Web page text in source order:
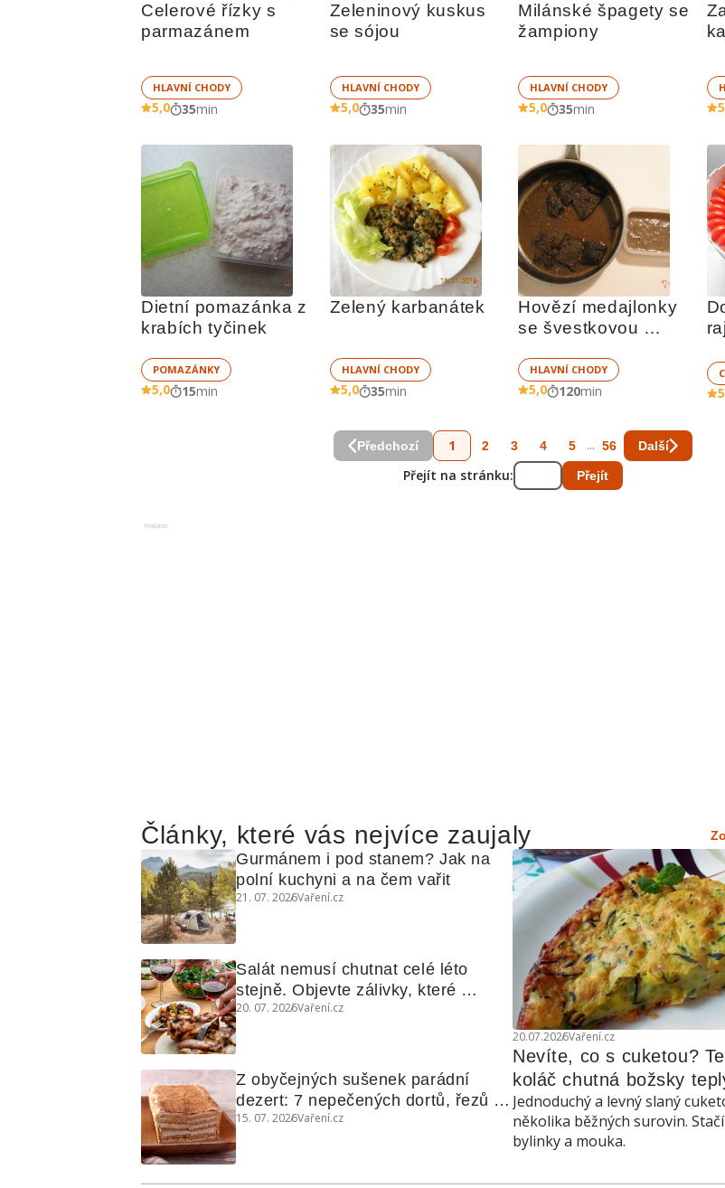
Celerové řízky s
parmazánem
HLAVNÍ CHODY
5,0 35min
Zeleninový kuskus
se sójou
HLAVNÍ CHODY
5,0 35min
Milánské špagety se
žampiony
HLAVNÍ CHODY
5,0 35min
Dietní pomazánka z
krabích tyčinek
POMAZÁNKY
5,0 15min
Zelený karbanátek
HLAVNÍ CHODY
5,0 35min
Hovězí medajlonky
se švestkovou
HLAVNÍ CHODY
5,0 120min
Předchozí 1 2 3 4 5 ... 56 Další
Přejít na stránku: Přejít
Reklama
Články, které vás nejvíce zaujaly
20.07.2026Vaření.cz
Nevíte, co s cuketou?
koláč chutná božsky
Jednoduchý a levný slaný
několika běžných surovin.
bylinky a mouka.
Gurmánem i pod stanem? Jak na
polní kuchyni a na čem vařit
21. 07. 2026Vaření.cz
Salát nemusí chutnat celé léto
stejně. Objevte zálivky, které
využijete i na maso, nudle nebo
20. 07. 2026Vaření.cz
Z obyčejných sušenek parádní
dezert: 7 nepečených dortů, řezů a
koláčů
15. 07. 2026Vaření.cz